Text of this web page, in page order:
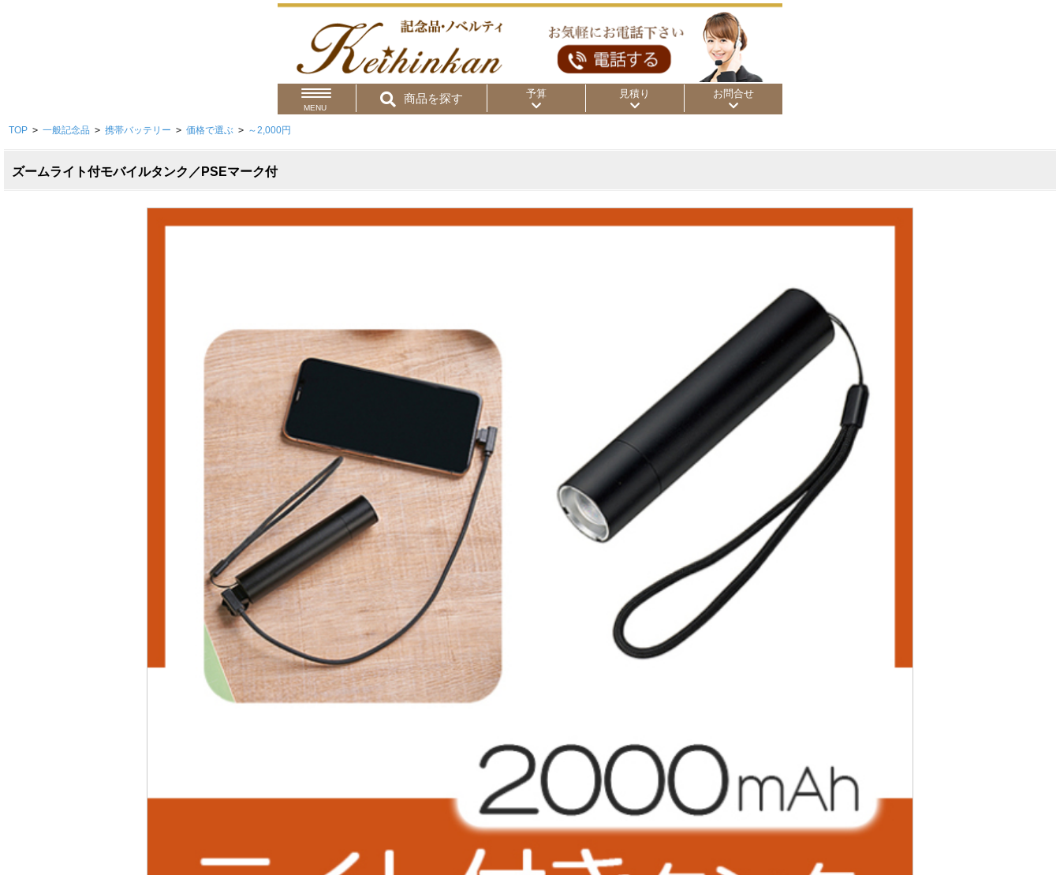
MENU
商品を探す 予算
価格帯から
～10,000円
～15,000円 ～20,000円 ～30,000円
～50,000円
見積り お問合せ
TOP > 一般記念品 > 携帯バッテリー > 価格で選ぶ > ～2,000円
ズームライト付モバイルタンク／PSEマーク付